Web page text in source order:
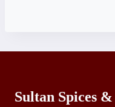
Sultan Spices